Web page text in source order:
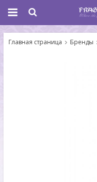
Главная страница Бренды